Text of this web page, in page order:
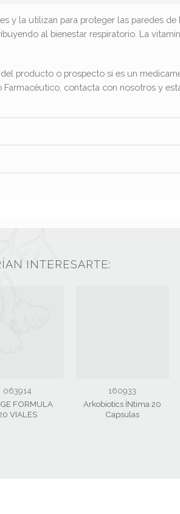
y la utilizan para proteger las paredes de
al bienestar respiratorio. La
producto o prospecto si es un
contacta con nosotros y
INTERESARTE:
063914
FORMULA
VIALES
160933
Arkobiotics ÍNtima 20
Capsulas